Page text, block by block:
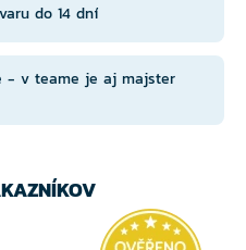
do 14 dní
- v teame je aj majster